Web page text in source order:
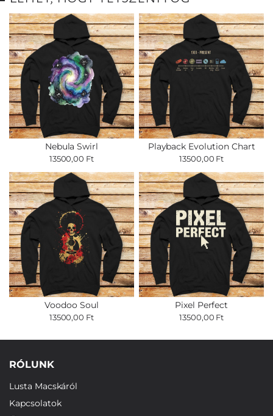
Nebula Swirl
13500,00 Ft
Playback Evolution Chart
13500,00 Ft
Voodoo Soul
13500,00 Ft
Pixel Perfect
13500,00 Ft
RÓLUNK
Lusta Macskáról
Kapcsolatok